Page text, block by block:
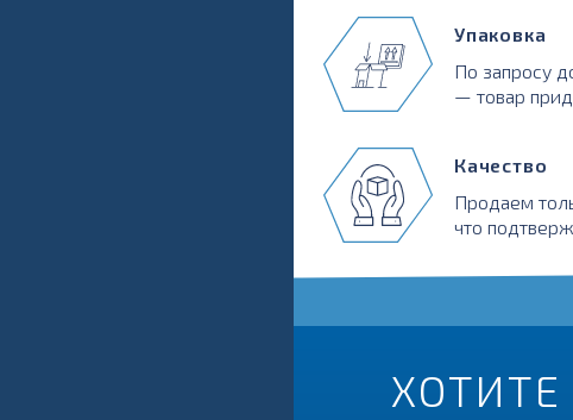
Упаковка
По запросу
— товар
Качество
Продаем
что